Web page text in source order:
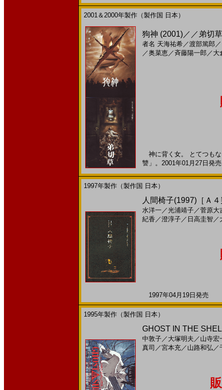
2001＆2000年製作（製作国 日本）
狗神 (2001)／／弟切
者名 天海祐希／渡部篤郎 ／
／奥菜恵／斉藤陽一郎 ／ 大
神に背く女。 とてつも
讐」。2001年01月27日
1997年製作（製作国 日本）
人間椅子(1997)［Ａ
水洋一 ／光浦靖子／菅原大
紀香 ／澄淳子／ 日高圭智／
1997年04月19日発売
1995年製作（製作国 日本）
GHOST IN THE
中敦子／ 大塚明夫 ／ 山寺宏
真司 ／宮本充／ 山路和弘 ／